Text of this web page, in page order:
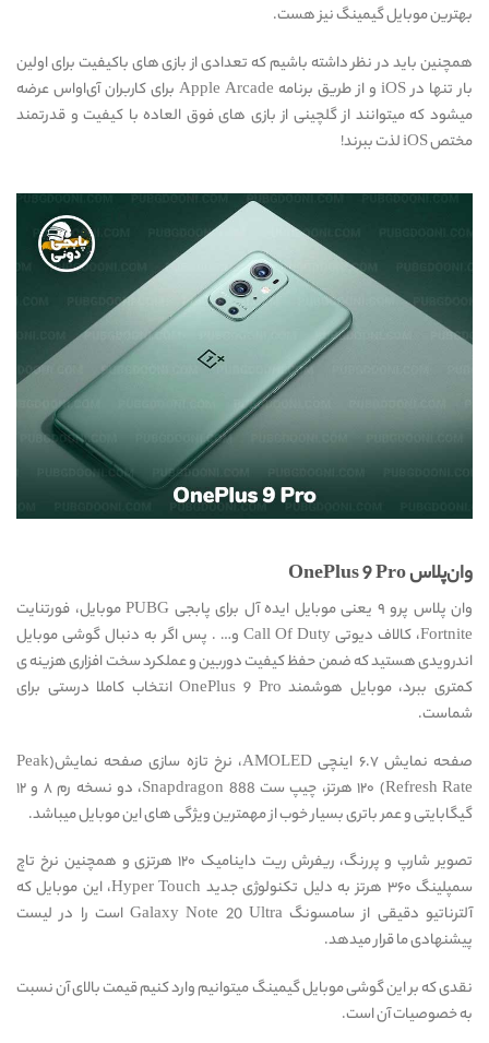
بهترین موبایل گیمینگ نیز هست.
همچنین باید در نظر داشته باشیم که تعدادی از بازی های باکیفیت برای اولین
بار تنها در iOS و از طریق برنامه Apple Arcade برای کاربران آی‌او‌اس عرضه
میشود که میتوانند از گلچینی از بازی های فوق العاده با کیفیت و قدرتمند
مختص iOS لذت ببرند!
وان‌پلاس OnePlus 9 Pro
وان پلاس پرو ۹ یعنی موبایل ایده آل برای پابجی PUBG موبایل، فورتنایت
Fortnite، کالاف دیوتی Call Of Duty و… . پس اگر به دنبال گوشی موبایل
اندرویدی هستید که ضمن حفظ کیفیت دوربین و عملکرد سخت افزاری هزینه ی
کمتری ببرد، موبایل هوشمند OnePlus 9 Pro انتخاب کاملا درستی برای
شماست.
صفحه نمایش ۶.۷ اینچی AMOLED، نرخ تازه سازی صفحه نمایش(Peak
Refresh Rate) ۱۲۰ هرتز، چیپ ست Snapdragon 888، دو نسخه رم ۸ و ۱۲
گیگابایتی و عمر باتری بسیار خوب از مهمترین ویژگی های این موبایل میباشد.
تصویر شارپ و پررنگ، ریفرش ریت داینامیک ۱۲۰ هرتزی و همچنین نرخ تاچ
سمپلینگ ۳۶۰ هرتز به دلیل تکنولوژی جدید Hyper Touch، این موبایل که
آلترناتیو دقیقی از سامسونگ Galaxy Note 20 Ultra است را در لیست
پیشنهادی ما قرار میدهد.
نقدی که بر این گوشی موبایل گیمینگ میتوانیم وارد کنیم قیمت بالای آن نسبت
به خصوصیات آن است.